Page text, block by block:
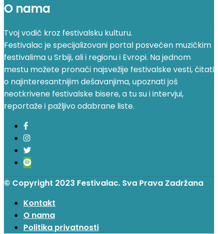
O nama
Tvoj vodič kroz festivalsku kulturu.
Festivalac je specijalizovani portal posvećen muzičkim
festivalima u Srbiji, ali i regionu i Evropi. Na jednom
mestu možete pronaći najsvežije festivalske vesti, čitati
o najinteresantnijim dešavanjima, upoznati još
neotkrivene festivalske bisere, a tu su i intervjui,
reportaže i pažljivo odabrane liste.
© Copyright 2023 Festivalac. Sva Prava Zadržana
Kontakt
O nama
Politika privatnosti